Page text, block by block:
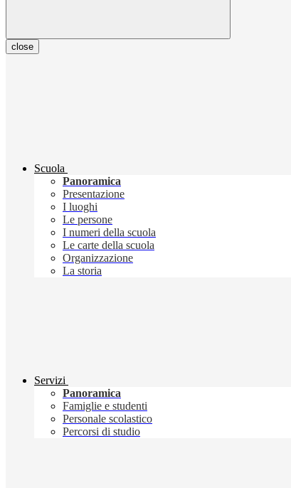
close
Scuola
Panoramica
Presentazione
I luoghi
Le persone
I numeri della scuola
Le carte della scuola
Organizzazione
La storia
Servizi
Panoramica
Famiglie e studenti
Personale scolastico
Percorsi di studio